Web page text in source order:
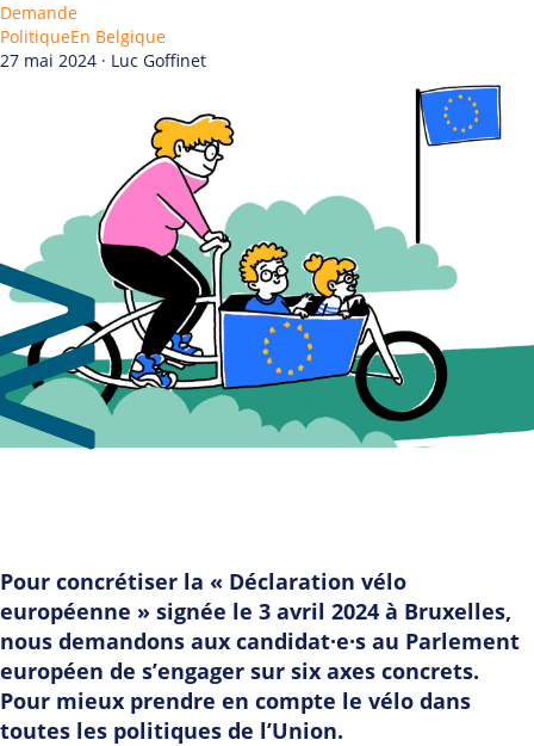
Demande
PolitiqueEn Belgique
27 mai 2024 · Luc Goffinet
Pour concrétiser la « Déclaration vélo
européenne » signée le 3 avril 2024 à Bruxelles,
nous demandons aux candidat·e·s au Parlement
européen de s’engager sur six axes concrets.
Pour mieux prendre en compte le vélo dans
toutes les politiques de l’Union.